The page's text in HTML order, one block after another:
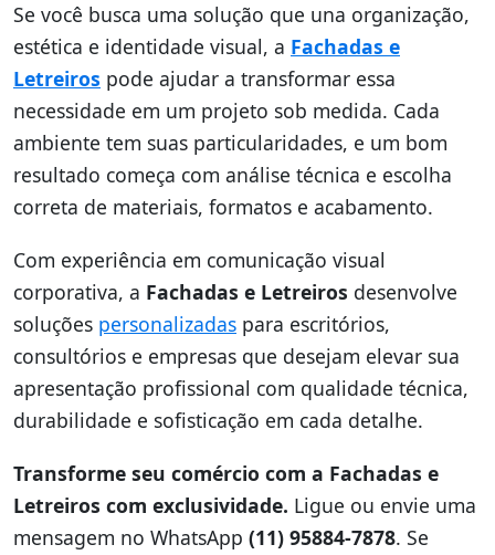
Se você busca uma solução que una organização,
estética e identidade visual, a Fachadas e
Letreiros pode ajudar a transformar essa
necessidade em um projeto sob medida. Cada
ambiente tem suas particularidades, e um bom
resultado começa com análise técnica e escolha
correta de materiais, formatos e acabamento.
Com experiência em comunicação visual
corporativa, a Fachadas e Letreiros desenvolve
soluções personalizadas para escritórios,
consultórios e empresas que desejam elevar sua
apresentação profissional com qualidade técnica,
durabilidade e sofisticação em cada detalhe.
Transforme seu comércio com a Fachadas e
Letreiros com exclusividade. Ligue ou envie uma
mensagem no WhatsApp (11) 95884-7878. Se